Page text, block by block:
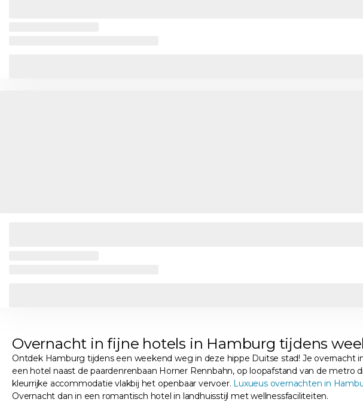
Overnacht in fijne hotels in Hamburg tijdens
Ontdek Hamburg tijdens een weekend weg in deze hippe Duitse stad! Je overnacht
een hotel naast de paardenrenbaan Horner Rennbahn, op loopafstand van de
kleurrijke accommodatie vlakbij het openbaar vervoer. Luxueus overnachten in
Overnacht dan in een romantisch hotel in landhuisstijl met wellnessfaciliteiten.